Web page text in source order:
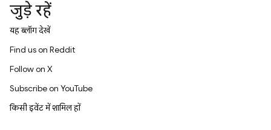
जुड़े रहें
यह ब्लॉग देखें
Find us on Reddit
Follow on X
Subscribe on YouTube
किसी इवेंट में शामिल हों